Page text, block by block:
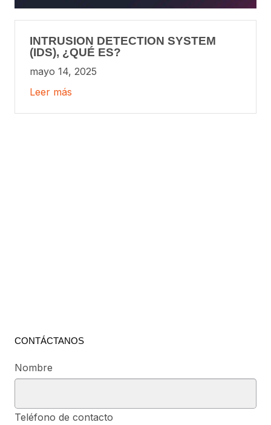
INTRUSION DETECTION SYSTEM
(IDS), ¿QUÉ ES?
mayo 14, 2025
Leer más
CONTÁCTANOS
Nombre
Teléfono de contacto